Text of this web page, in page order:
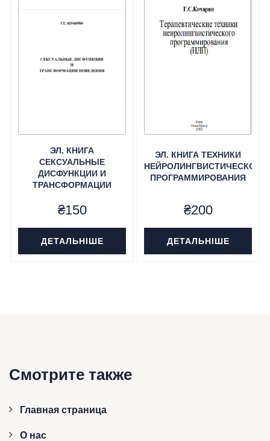
ЭЛ. КНИГА
СЕКСУАЛЬНЫЕ
ДИСФУНКЦИИ И
ТРАНСФОРМАЦИИ
₴150
ДЕТАЛЬНІШЕ
ЭЛ. КНИГА ТЕХНИКИ
НЕЙРОЛИНГВИСТИЧЕСКОГО
ПРОГРАММИРОВАНИЯ
₴200
ДЕТАЛЬНІШЕ
Смотрите также
Главная страница
О нас